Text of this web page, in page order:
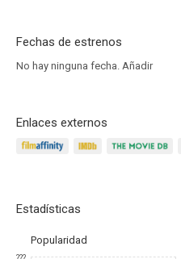
Fechas de estrenos
No hay ninguna fecha. Añadir
Enlaces externos
Estadísticas
Popularidad